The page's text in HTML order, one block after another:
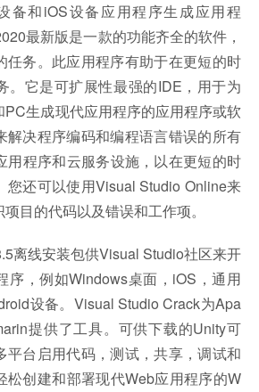
备和iOS设备应用程序生成应用程
最新版是一款的功能齐全的软件，
任务。此应用程序有助于在更短的时
。它是可扩展性最强的IDE，用于为
PC生成现代应用程序的应用程序或软
解决程序编码和编程语言错误的所有
用程序和云服务设施，以在更短的时
您还可以使用Visual Studio Online来
目的代码以及错误和工作项。
离线安装包供Visual Studio社区来开
序，例如Windows桌面，iOS，通用
设备。Visual Studio Crack为Apa
提供了工具。可供下载的Unity可
平台启用代码，测试，共享，调试和
松创建和部署现代Web应用程序的W